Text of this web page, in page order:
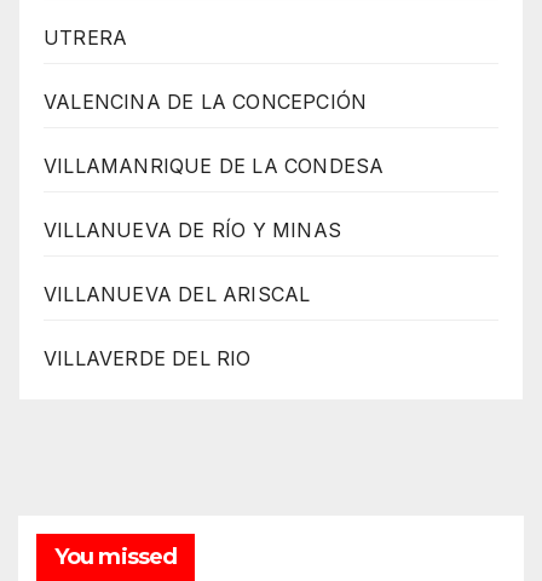
UTRERA
VALENCINA DE LA CONCEPCIÓN
VILLAMANRIQUE DE LA CONDESA
VILLANUEVA DE RÍO Y MINAS
VILLANUEVA DEL ARISCAL
VILLAVERDE DEL RIO
You missed